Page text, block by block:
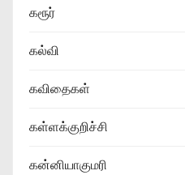
கரூர்
கல்வி
கவிதைகள்
கள்ளக்குறிச்சி
கன்னியாகுமரி